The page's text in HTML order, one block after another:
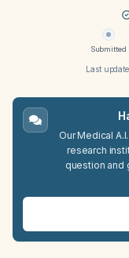
Submitted
Last
Our Medical
research
question and